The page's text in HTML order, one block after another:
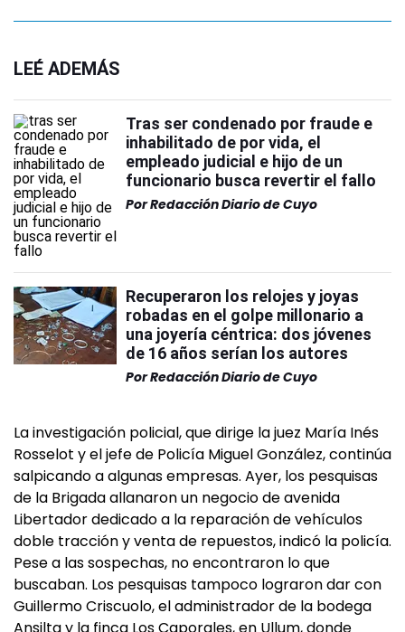
LEÉ ADEMÁS
Tras ser condenado por fraude e
inhabilitado de por vida, el
empleado judicial e hijo de un
funcionario busca revertir el fallo
PorRedacción Diario de Cuyo
Recuperaron los relojes y joyas
robadas en el golpe millonario a
una joyería céntrica: dos jóvenes
de 16 años serían los autores
PorRedacción Diario de Cuyo
La investigación policial, que dirige la juez María Inés
Rosselot y el jefe de Policía Miguel González, continúa
salpicando a algunas empresas. Ayer, los pesquisas
de la Brigada allanaron un negocio de avenida
Libertador dedicado a la reparación de vehículos
doble tracción y venta de repuestos, indicó la policía.
Pese a las sospechas, no encontraron lo que
buscaban. Los pesquisas tampoco lograron dar con
Guillermo Criscuolo, el administrador de la bodega